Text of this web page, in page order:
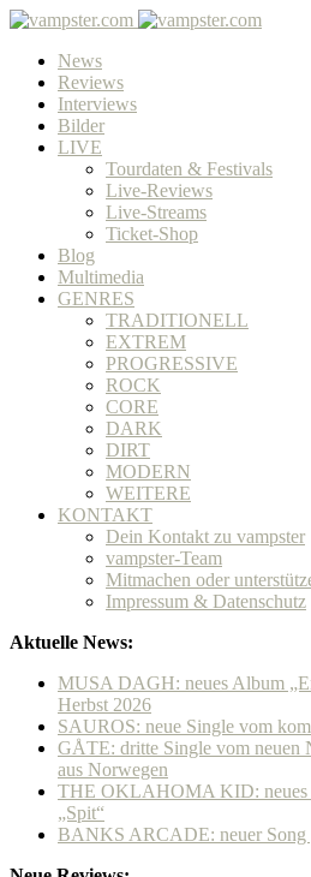
News
Reviews
Interviews
Bilder
LIVE
Tourdaten & Festivals
Live-Reviews
Live-Streams
Ticket-Shop
Blog
Multimedia
GENRES
TRADITIONELL
EXTREM
PROGRESSIVE
ROCK
CORE
DARK
DIRT
MODERN
WEITERE
KONTAKT
Dein Kontakt zu vampster
vampster-Team
Mitmachen oder
Impressum & Datenschutz
Aktuelle News:
MUSA DAGH: neues Album
Herbst 2026
SAUROS: neue Single vom
GÅTE: dritte Single vom neuen
aus Norwegen
THE OKLAHOMA KID: neues
„Spit“
BANKS ARCADE: neuer Song